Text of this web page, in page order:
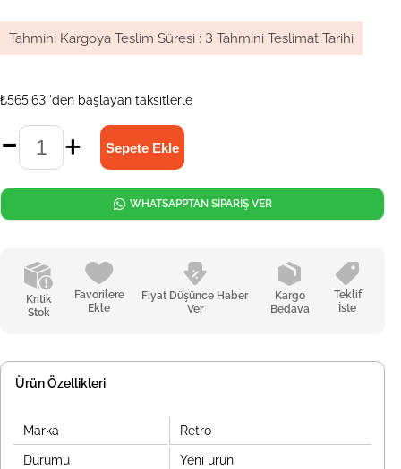
Tahmini Kargoya Teslim Süresi : 3 Tahmini Teslimat Tarihi
₺565,63 'den başlayan taksitlerle
Kritik
Stok
Favorilere
Ekle
Fiyat Düşünce Haber
Ver
Kargo
Bedava
Teklif
İste
WHATSAPPTAN SİPARİŞ VER
Ürün Özellikleri
Marka Retro
Durumu Yeni ürün